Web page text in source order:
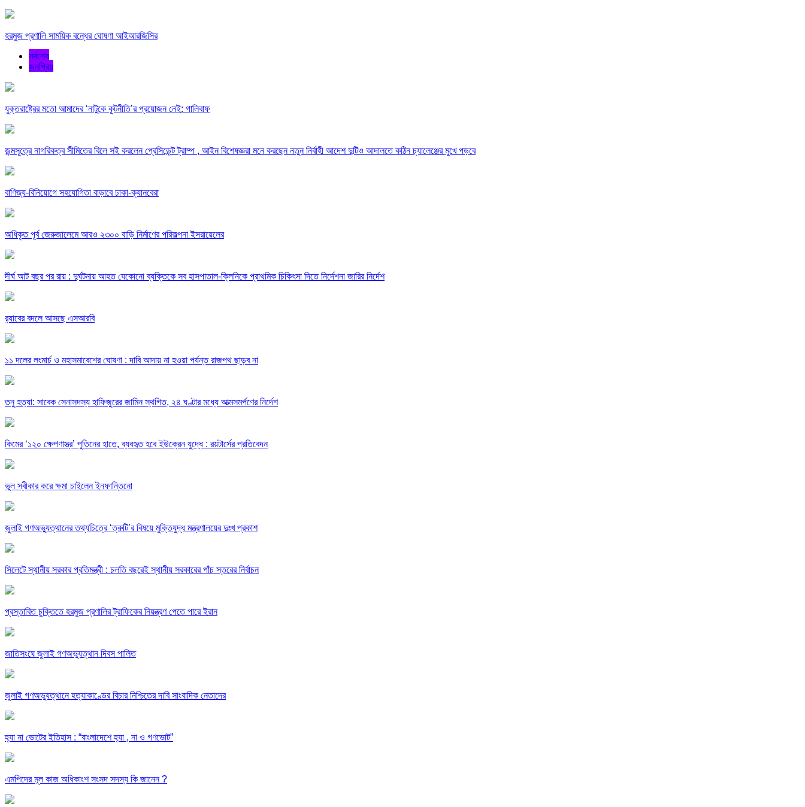
হরমুজ প্রণালি সাময়িক বন্ধের ঘোষণা আইআরজিসির
সর্বশেষ
জনপ্রিয়
যুক্তরাষ্ট্রের মতো আমাদের ‘নাটুকে কূটনীতি’র প্রয়োজন নেই: গালিবাফ
জন্মসূত্রে নাগরিকত্ব সীমিতের বিলে সই করলেন প্রেসিডেন্ট ট্রাম্প , আইন বিশেষজ্ঞরা মনে করছেন নতুন নির্বাহী আদেশ দুটিও আদালতে কঠিন চ্যালেঞ্জের মুখে পড়বে
বাণিজ্য-বিনিয়োগে সহযোগিতা বাড়াবে ঢাকা-ক্যানবেরা
অধিকৃত পূর্ব জেরুজালেমে আরও ২৩০০ বাড়ি নির্মাণের পরিকল্পনা ইসরায়েলের
দীর্ঘ আট বছর পর রায় : দুর্ঘটনায় আহত যেকোনো ব্যক্তিকে সব হাসপাতাল-ক্লিনিকে প্রাথমিক চিকিৎসা দিতে নির্দেশনা জারির নির্দেশ
র‍্যাবের বদলে আসছে এসআরবি
১১ দলের লংমার্চ ও মহাসমাবেশের ঘোষণা : দাবি আদায় না হওয়া পর্যন্ত রাজপথ ছাড়ব না
তনু হত্যা: সাবেক সেনাসদস্য হাফিজুরের জামিন স্থগিত, ২৪ ঘণ্টার মধ্যে আত্মসমর্পণের নির্দেশ
কিমের ‘১২০ ক্ষেপণাস্ত্র’ পুতিনের হাতে, ব্যবহৃত হবে ইউক্রেন যুদ্ধে : রয়টার্সের প্রতিবেদন
ভুল স্বীকার করে ক্ষমা চাইলেন ইনফান্তিনো
জুলাই গণঅভ্যুত্থানের তথ্যচিত্রে ‘ত্রুটি’র বিষয়ে মুক্তিযুদ্ধ মন্ত্রণালয়ের দুঃখ প্রকাশ
সিলেটে স্থানীয় সরকার প্রতিমন্ত্রী : চলতি বছরেই স্থানীয় সরকারের পাঁচ স্তরের নির্বাচন
প্রস্তাবিত চুক্তিতে হরমুজ প্রণালির ট্রাফিকের নিয়ন্ত্রণ পেতে পারে ইরান
জাতিসংঘে জুলাই গণঅভ্যুত্থান দিবস পালিত
জুলাই গণঅভ্যুত্থানে হত্যাকাণ্ডের বিচার নিশ্চিতের দাবি সাংবাদিক নেতাদের
হ্যা না ভোটের ইতিহাস : “বাংলাদেশে হ্যা , না ও গণভোট”
এমপিদের মূল কাজ অধিকাংশ সংসদ সদস্য কি জানেন ?